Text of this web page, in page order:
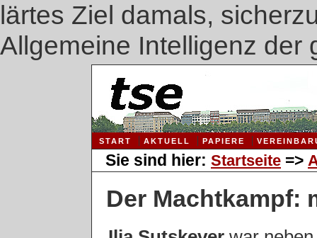
lärtes Ziel damals,
Allgemeine Intelligenz der
START AKTUELL PAPIERE
Sie sind hier: Startseite =>
Der Machtkampf: